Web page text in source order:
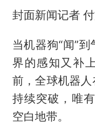
封面新闻记者
当机器狗“闻”
界的感知又补
前，全球机器
持续突破，唯
空白地带。